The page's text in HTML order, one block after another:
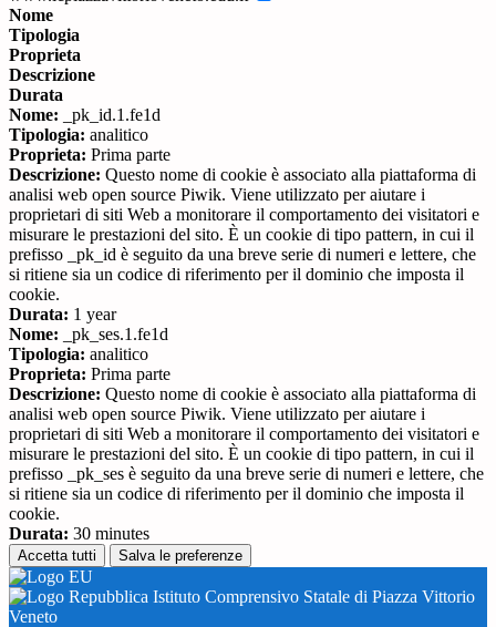
Nome
Tipologia
Proprieta
Descrizione
Durata
Nome: _pk_id.1.fe1d
Tipologia: analitico
Proprieta: Prima parte
Descrizione: Questo nome di cookie è associato alla piattaforma di
analisi web open source Piwik. Viene utilizzato per aiutare i
proprietari di siti Web a monitorare il comportamento dei visitatori e
misurare le prestazioni del sito. È un cookie di tipo pattern, in cui il
prefisso _pk_id è seguito da una breve serie di numeri e lettere, che
si ritiene sia un codice di riferimento per il dominio che imposta il
cookie.
Durata: 1 year
Nome: _pk_ses.1.fe1d
Tipologia: analitico
Proprieta: Prima parte
Descrizione: Questo nome di cookie è associato alla piattaforma di
analisi web open source Piwik. Viene utilizzato per aiutare i
proprietari di siti Web a monitorare il comportamento dei visitatori e
misurare le prestazioni del sito. È un cookie di tipo pattern, in cui il
prefisso _pk_ses è seguito da una breve serie di numeri e lettere, che
si ritiene sia un codice di riferimento per il dominio che imposta il
cookie.
Durata: 30 minutes
Accetta tutti Salva le preferenze
Istituto Comprensivo Statale di Piazza Vittorio
Veneto